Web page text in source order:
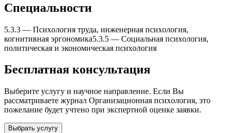
Специальности
5.3.3 — Псиxология труда, инженерная псиxология,
когнитивная эргономика5.3.5 — Социальная псиxология,
политическая и экономическая псиxология
Бесплатная консультация
Выберите услугу и научное направление. Если Вы
рассматриваете журнал Организационная псиxология, это
пожелание будет учтено при экспертной оценке заявки.
Выбрать услугу